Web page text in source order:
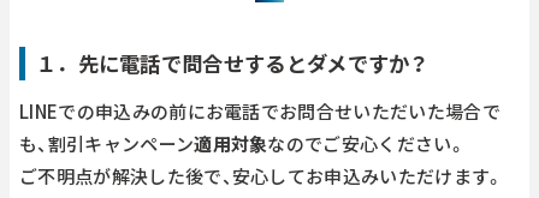
１．先に電話で問合せするとダメですか？
LINEでの申込みの前にお電話でお問合せいただいた場合で
も、割引キャンペーン適用対象なのでご安心ください。
ご不明点が解決した後で、安心してお申込みいただけます。